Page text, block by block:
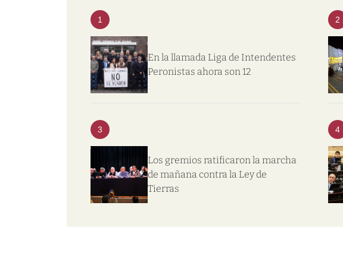
1
En la llamada Liga de Intendentes
Peronistas ahora son 12
2
3
Los gremios ratificaron la marcha
de mañana contra la Ley de
Tierras
4